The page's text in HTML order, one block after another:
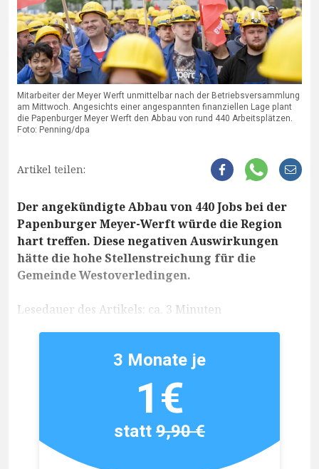
Mitarbeiter der Meyer Werft unmittelbar nach der Betriebsversammlung
am Mittwoch. Angesichts einer angespannten finanziellen Lage plant
die Papenburger Meyer Werft den Abbau von rund 440 Arbeitsplätzen.
Foto: Penning/dpa
Artikel teilen:
Der angekündigte Abbau von 440 Jobs bei der
Papenburger Meyer-Werft würde die Region
hart treffen. Diese negativen Auswirkungen
hätte die hohe Stellenstreichung für die
Gemeinde Westoverledingen.
Lesedauer des Artikels: ca. 3 Minuten
3 Monate je
1€
statt9,90 €